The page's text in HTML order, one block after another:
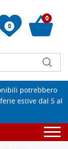
0
0
potrebbero
estive dal 5 al